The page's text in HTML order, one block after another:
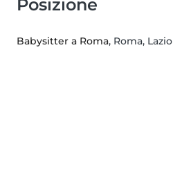
Posizione
Babysitter a Roma, Roma, Lazio